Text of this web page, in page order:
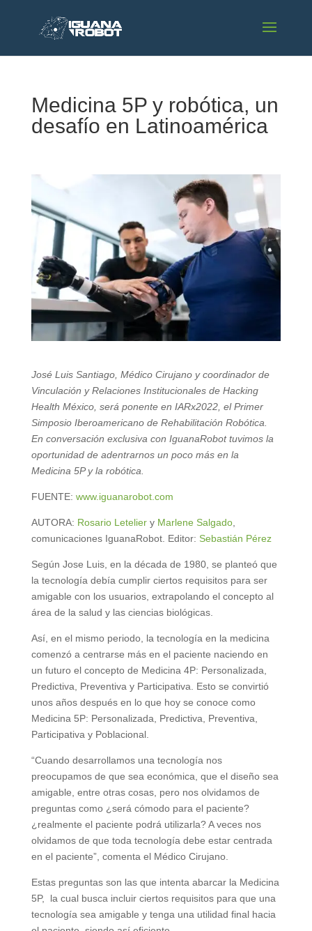
Medicina 5P y robótica, un
desafío en Latinoamérica
José Luis Santiago, Médico Cirujano y coordinador de
Vinculación y Relaciones Institucionales de Hacking
Health México, será ponente en IARx2022, el Primer
Simposio Iberoamericano de Rehabilitación Robótica.
En conversación exclusiva con IguanaRobot tuvimos la
oportunidad de adentrarnos un poco más en la
Medicina 5P y la robótica.
FUENTE: www.iguanarobot.com
AUTORA: Rosario Leteliery Marlene Salgado,
comunicaciones IguanaRobot. Editor: Sebastián Pérez
Según Jose Luis, en la década de 1980, se planteó que
la tecnología debía cumplir ciertos requisitos para ser
amigable con los usuarios, extrapolando el concepto al
área de la salud y las ciencias biológicas.
Así, en el mismo periodo, la tecnología en la medicina
comenzó a centrarse más en el paciente naciendo en
un futuro el concepto de Medicina 4P: Personalizada,
Predictiva, Preventiva y Participativa. Esto se convirtió
unos años después en lo que hoy se conoce como
Medicina 5P: Personalizada, Predictiva, Preventiva,
Participativa y Poblacional.
“Cuando desarrollamos una tecnología nos
preocupamos de que sea económica, que el diseño sea
amigable, entre otras cosas, pero nos olvidamos de
preguntas como ¿será cómodo para el paciente?
¿realmente el paciente podrá utilizarla? A veces nos
olvidamos de que toda tecnología debe estar centrada
en el paciente”, comenta el Médico Cirujano.
Estas preguntas son las que intenta abarcar la Medicina
5P, la cual busca incluir ciertos requisitos para que una
tecnología sea amigable y tenga una utilidad final hacia